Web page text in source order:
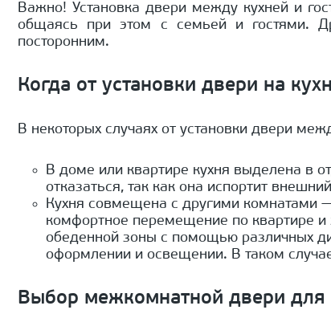
Важно! Установка двери между кухней и
общаясь при этом с семьей и гостями.
посторонним.
Когда от установки двери на
В некоторых случаях от установки двери
В доме или квартире кухня выделена в
отказаться, так как она испортит
Кухня совмещена с другими комнатами
комфортное перемещение по квартире и
обеденной зоны с помощью различных
оформлении и освещении. В таком
Выбор межкомнатной двери для